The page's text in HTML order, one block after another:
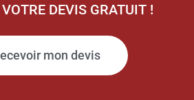
DEVIS GRATUIT !
mon devis